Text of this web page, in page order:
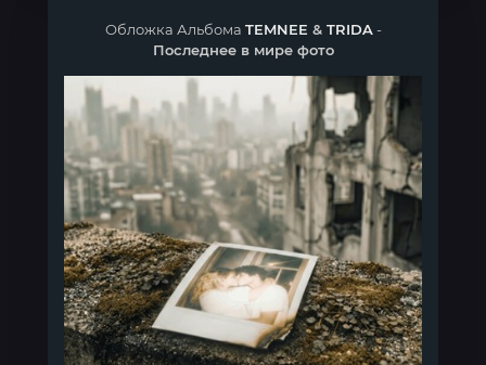
Обложка Альбома TEMNEE & TRIDA-
Последнее в мире фото